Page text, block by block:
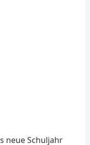
neue Schuljahr